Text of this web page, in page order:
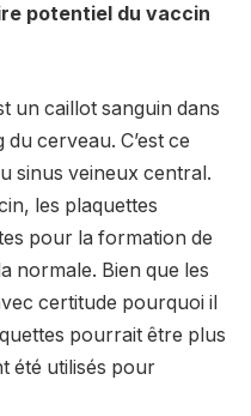
potentiel du vaccin
un caillot sanguin dans
cerveau. C’est ce
sinus veineux central.
les plaquettes
pour la formation de
normale. Bien que les
certitude pourquoi il
pourrait être plus
été utilisés pour